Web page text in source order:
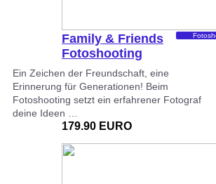
Family & Friends
Fotoshooting
Ein Zeichen der Freundschaft, eine
Erinnerung für Generationen! Beim
Fotoshooting setzt ein erfahrener Fotograf
deine Ideen …
179.90 EURO